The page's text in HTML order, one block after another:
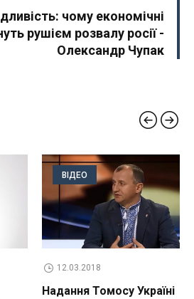
чому економічні
рушієм розвалу росії -
Олександр Чупак
ВІДЕО
12.03.2018
Надання Томосу Україні